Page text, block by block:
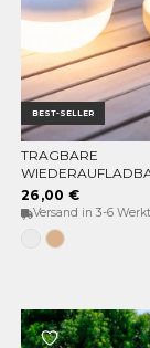
BEST-SELLER
OPTIONEN
TRAGBARE
GLÜHBIRNE
26,00 €
Versand in 3-6
WeissBeige